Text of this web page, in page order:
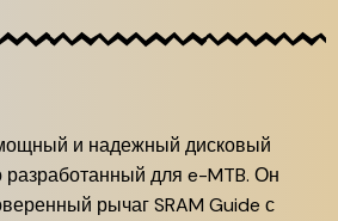
и надежный дисковый
разработанный для e-MTB. Он
рычаг SRAM Guide с